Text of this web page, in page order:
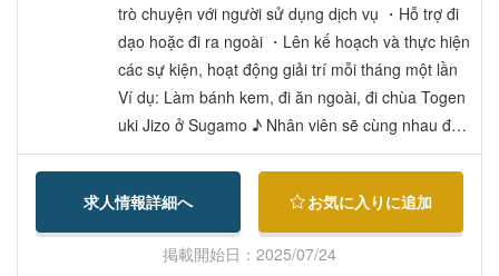
ành cho người độc thân ・Phụ cấp đi lại: Chi trả t
oàn bộ ・Phụ cấp làm thêm giờ: Có ・Phụ cấp ca
đêm: 6,000 yên/lần ( khoảng 3 ~ 4 lần/ tháng ) ・
Phụ cấp làm việc vào Chủ nhật/ngày lễ: 1,000 yê
n/lần ・Phụ cấp Tết (năm mới): 4,000 yên/lần ・P
hụ cấp hỗ trợ chỗ ở: 20,000 yên/tháng（※từ năm
thứ 6 trở đi là 10,000 yên/tháng） ・Phụ cấp cải t
hiện chế độ đãi ngộ: 42,000 yên/tháng (thành tích
năm tài chính 2025) ・Phụ cấp cải thiện chế độ đ
ãi ngộ đặc biệt: 2,300 yên/tháng ・Phụ cấp chức
trò chuyện với người sử dụng dịch vụ ・Hỗ trợ đi
dạo hoặc đi ra ngoài ・Lên kế hoạch và thực hiện
các sự kiện, hoạt động giải trí mỗi tháng một lần
Ví dụ: Làm bánh kem, đi ăn ngoài, đi chùa Togen
uki Jizo ở Sugamo ♪ Nhân viên sẽ cùng nhau đưa
ra ý tưởng để tổ chức các chương trình thú vị cho
người sử dụng dịch vụ.
求人情報詳細へ
お気に入りに追加
掲載開始日：2025/07/24